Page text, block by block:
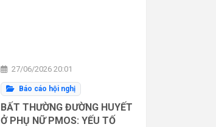
27/06/2026 20:01
Báo cáo hội nghị
BẤT THƯỜNG ĐƯỜNG HUYẾT
Ở PHỤ NỮ PMOS: YẾU TỐ